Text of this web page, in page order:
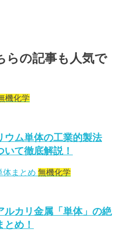
らの記事も人気で
機化学
ウム単体の工業的製法
いて徹底解説！
無機化学
ルカリ金属「単体」の絶
め！